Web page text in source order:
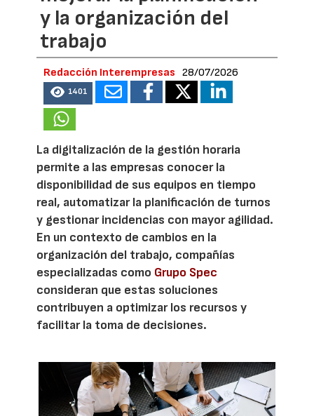
y la organización del
trabajo
Redacción Interempresas 28/07/2026
1401
La digitalización de la gestión horaria
permite a las empresas conocer la
disponibilidad de sus equipos en tiempo
real, automatizar la planificación de turnos
y gestionar incidencias con mayor agilidad.
En un contexto de cambios en la
organización del trabajo, compañías
especializadas como Grupo Spec
consideran que estas soluciones
contribuyen a optimizar los recursos y
facilitar la toma de decisiones.